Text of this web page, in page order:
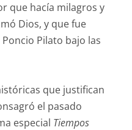
que hacía milagros y
Dios, y que fue
Pilato bajo las
que justifican
el pasado
especial Tiempos